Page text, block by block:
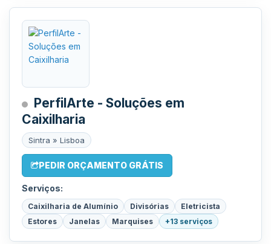
PerfilArte - Soluções em
Caixilharia
Sintra » Lisboa
PEDIR ORÇAMENTO GRÁTIS
Serviços:
Caixilharia de Alumínio Divisórias
Eletricista
Estores
Janelas Marquises +13 serviços